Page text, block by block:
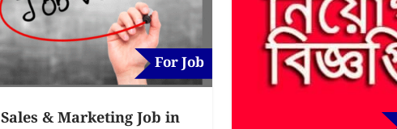
For Job
Sales & Marketing Job in